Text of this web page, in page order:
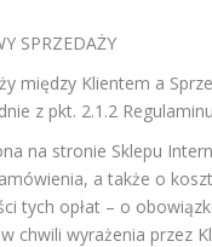
SPRZEDAŻY
między Klientem a
z pkt. 2.1.2
na stronie Sklepu
a także o
tych opłat – o
chwili wyrażenia przez